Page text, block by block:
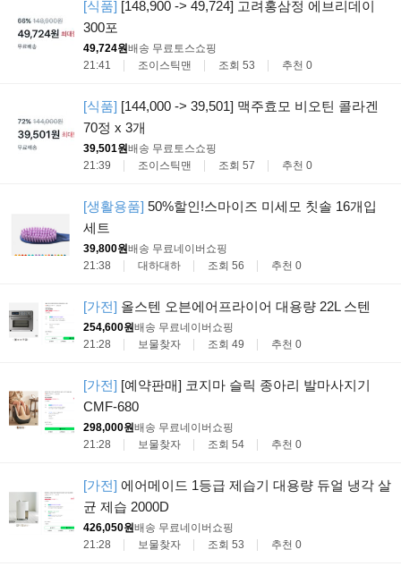
[식품] [148,900 -> 49,724] 고려홍삼정 에브리데이
300포
49,724원배송 무료 토스쇼핑
21:41
조이스틱맨 조회 53 추천 0
[식품] [144,000 -> 39,501] 맥주효모 비오틴 콜라겐
70정 x 3개
39,501원배송 무료 토스쇼핑
21:39
조이스틱맨 조회 57 추천 0
[생활용품] 50%할인!스마이즈 미세모 칫솔 16개입
세트
39,800원배송 무료네이버쇼핑
21:38
대하대하 조회 56 추천 0
[가전] 올스텐 오븐에어프라이어 대용량 22L 스텐
254,600원배송 무료네이버쇼핑
21:28
보물찾자 조회 49 추천 0
[가전] [예약판매] 코지마 슬릭 종아리 발마사지기
CMF-680
298,000원배송 무료네이버쇼핑
21:28
보물찾자 조회 54 추천 0
[가전] 에어메이드 1등급 제습기 대용량 듀얼 냉각 살
균 제습 2000D
426,050원배송 무료네이버쇼핑
21:28
보물찾자 조회 53 추천 0